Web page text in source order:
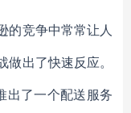
的竞争中常常让人
出了快速反应。
出了一个配送服务